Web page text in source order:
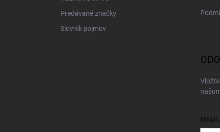
Predávané značky
Slovník pojmov
EMAIL